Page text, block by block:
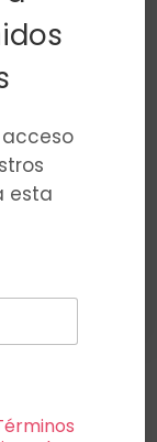
esta